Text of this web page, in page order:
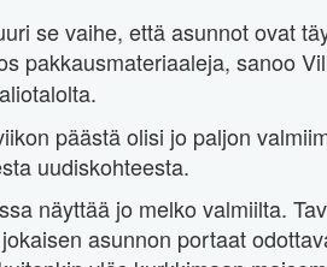
se vaihe, että asunnot ovat
pakkausmateriaaleja, sanoo
päästä olisi jo paljon
uudiskohteesta.
näyttää jo melko valmiilta.
asunnon portaat